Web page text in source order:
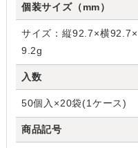
個装サイズ（mm）
サイズ：縦92.7×横
9.2g
入数
50個入×20袋(1ケース)
商品記号